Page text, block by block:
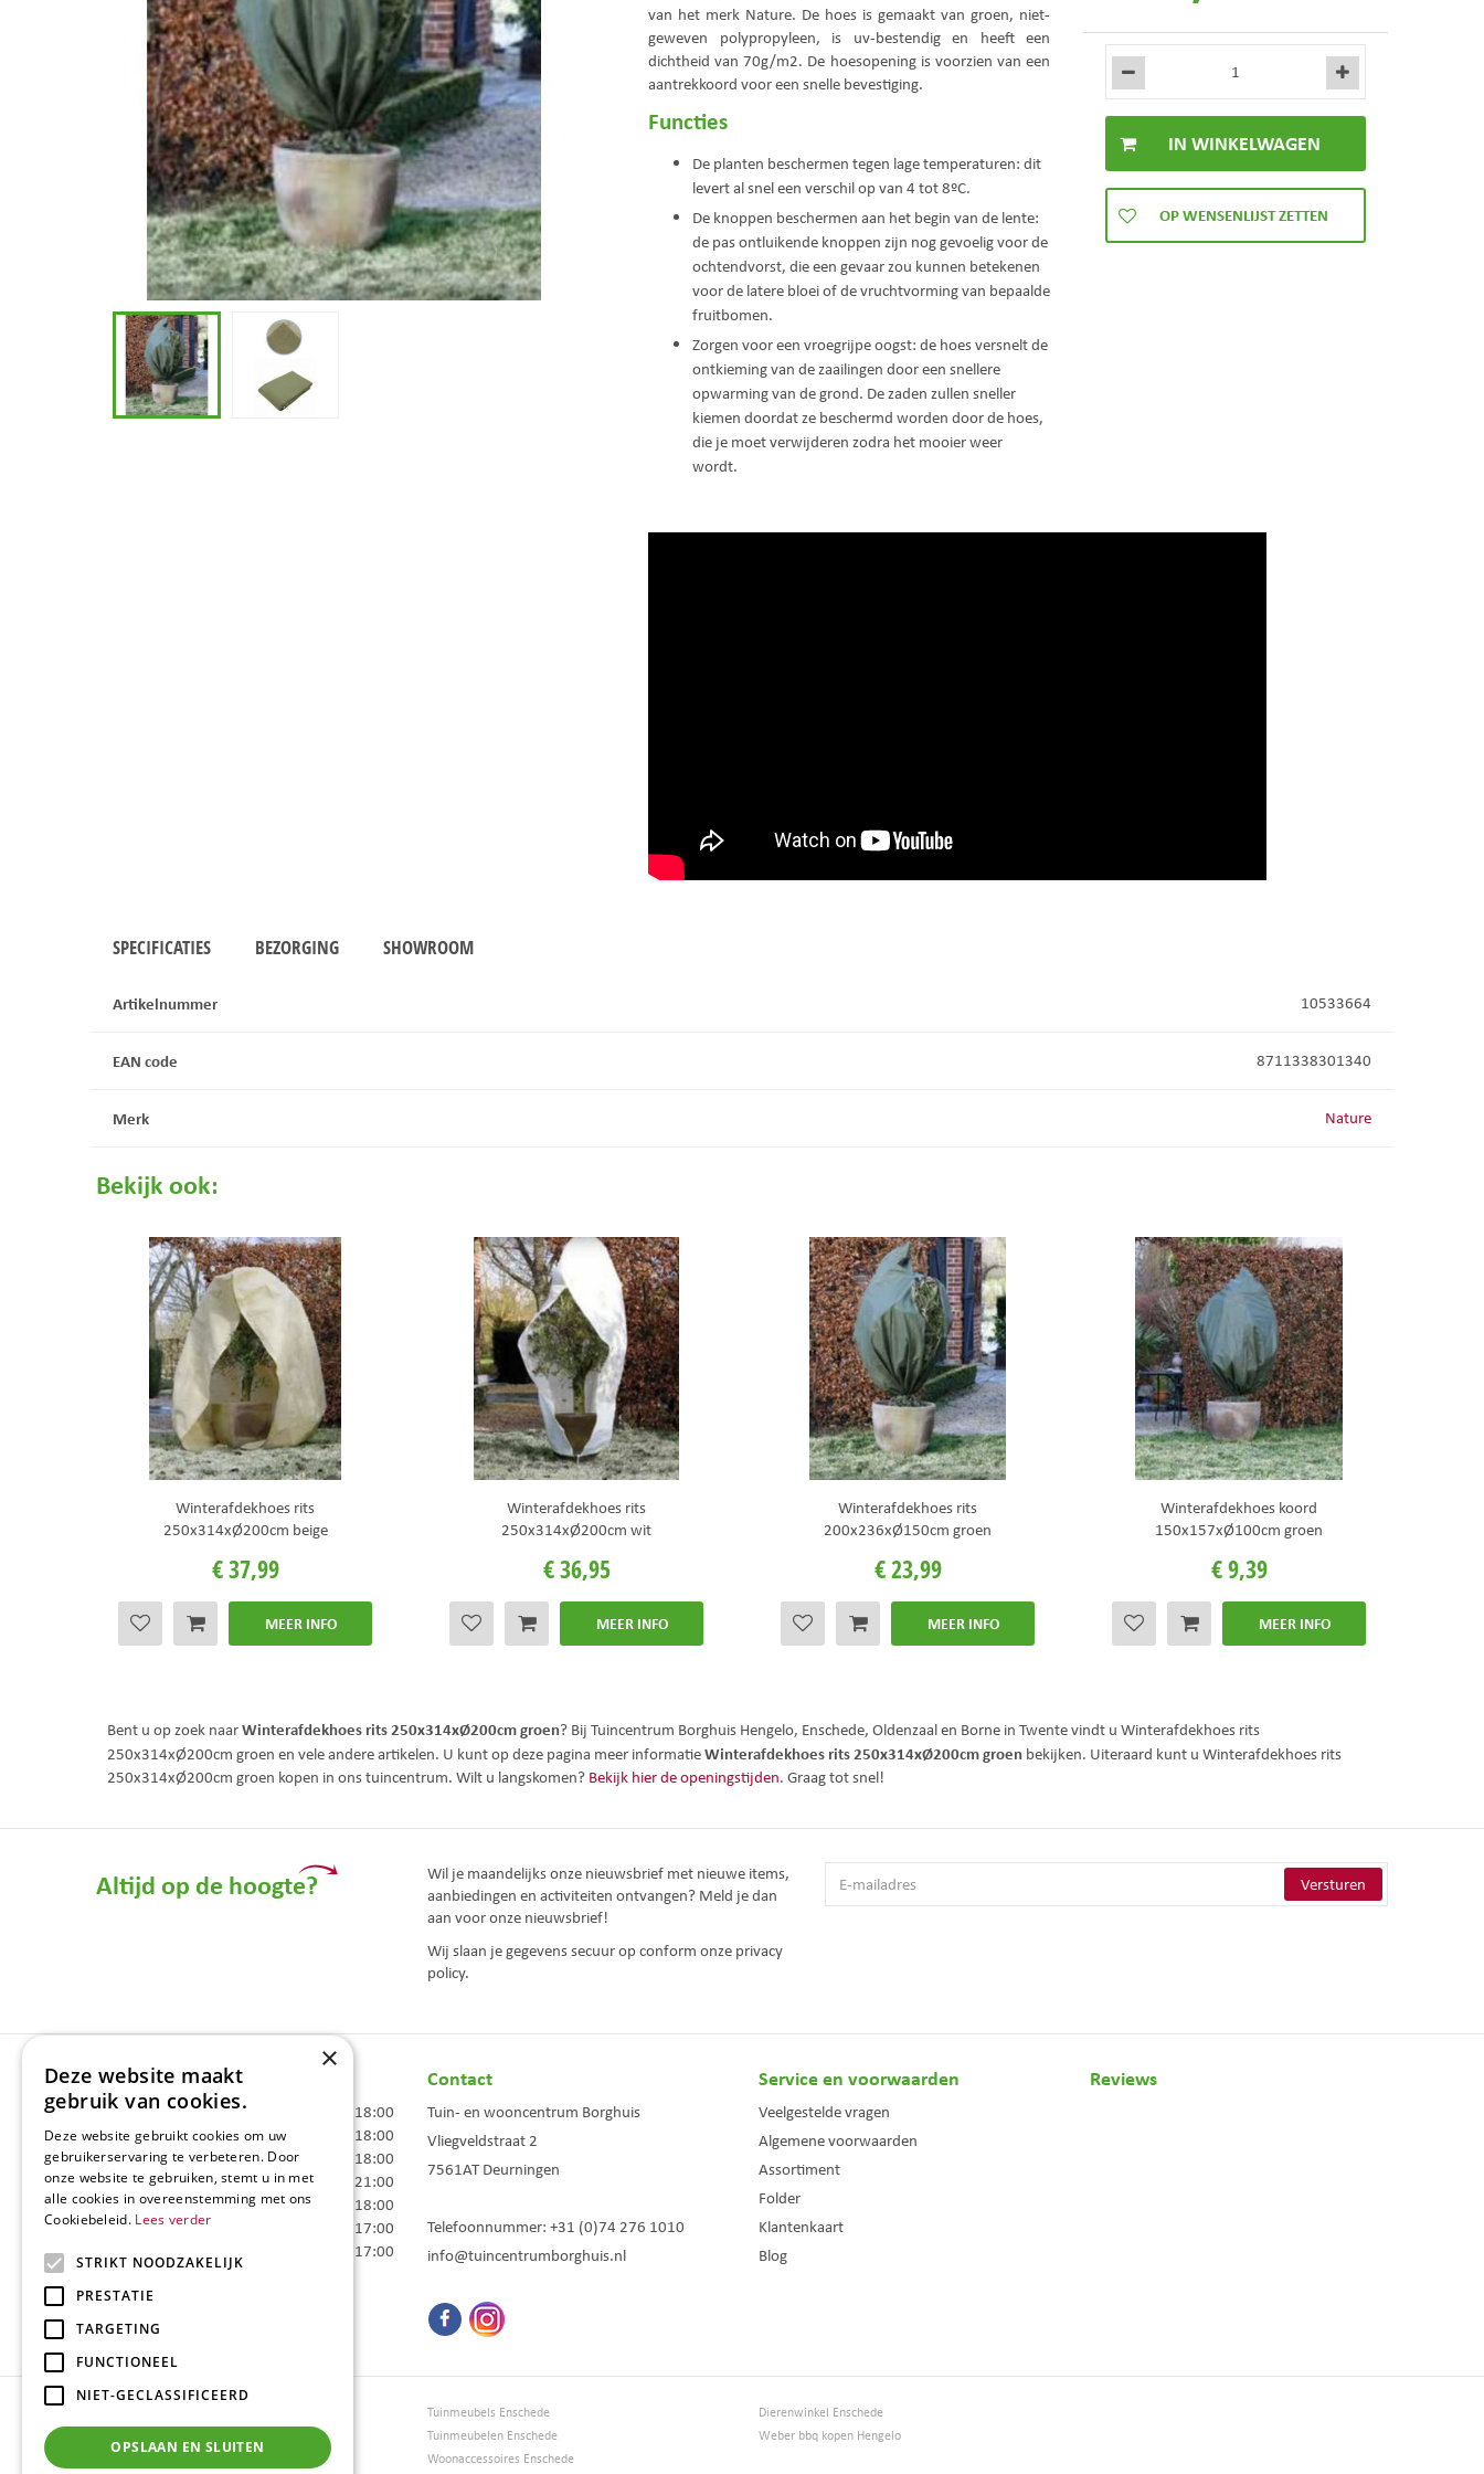
van het merk Nature. De hoes is gemaakt van groen, niet-
geweven polypropyleen, is uv-bestendig en heeft een
dichtheid van 70g/m2. De hoesopening is voorzien van een
aantrekkoord voor een snelle bevestiging.
Functies
De planten beschermen tegen lage temperaturen: dit
levert al snel een verschil op van 4 tot 8ºC.
De knoppen beschermen aan het begin van de lente:
de pas ontluikende knoppen zijn nog gevoelig voor de
ochtendvorst, die een gevaar zou kunnen betekenen
voor de latere bloei of de vruchtvorming van bepaalde
fruitbomen.
Zorgen voor een vroegrijpe oogst: de hoes versnelt de
ontkieming van de zaailingen door een snellere
opwarming van de grond. De zaden zullen sneller
kiemen doordat ze beschermd worden door de hoes,
die je moet verwijderen zodra het mooier weer
wordt.
SPECIFICATIES BEZORGING SHOWROOM
Artikelnummer 10533664
EAN code 8711338301340
Merk Nature
Bekijk ook:
Winterafdekhoes rits
250x314xØ200cm beige
€37,99
MEER INFO
Winterafdekhoes rits
250x314xØ200cm wit
€36,95
MEER INFO
Winterafdekhoes rits
200x236xØ150cm groen
€23,99
MEER INFO
Winterafdekhoes koord
150x157xØ100cm groen
€9,39
MEER INFO
Bent u op zoek naarWinterafdekhoes rits 250x314xØ200cm groen? Bij Tuincentrum Borghuis Hengelo, Enschede, Oldenzaal en Borne in Twente vindt u Winterafdekhoes rits
250x314xØ200cm groen en vele andere artikelen. U kunt op deze pagina meer informatieWinterafdekhoes rits 250x314xØ200cm groen bekijken. Uiteraard kunt u Winterafdekhoes rits
250x314xØ200cm groen kopen in ons tuincentrum. Wilt u langskomen? Bekijk hier de openingstijden. Graag tot snel!
Altijd op de hoogte?
Wil je maandelijks onze nieuwsbrief met nieuwe items,
aanbiedingen en activiteiten ontvangen? Meld je dan
aan voor onze nieuwsbrief!
Wij slaan je gegevens secuur op conform onze privacy
policy.
Openingstijden
Maandag
09:00 - 18:00
Dinsdag
09:00 - 18:00
Woensdag
09:00 - 18:00
Donderdag
09:00 - 21:00
Vrijdag
09:00 - 18:00
Zaterdag
09:00 - 17:00
10:00 - 17:00
Toon alle openingstijden
Contact
Tuin- en wooncentrum Borghuis
Vliegveldstraat 2
7561AT Deurningen
Telefoonnummer: +31 (0)74 276 1010
info@tuincentrumborghuis.nl
Service en voorwaarden
Veelgestelde vragen
Algemene voorwaarden
Assortiment
Folder
Klantenkaart
Blog
Reviews
Loungesets
Tuinmeubels Enschede
Tuinmeubelen Enschede
Woonaccessoires Enschede
Dierenwinkel Enschede
Weber bbq kopen Hengelo
×
Deze website maakt
gebruik van cookies.
Deze website gebruikt cookies om uw
gebruikerservaring te verbeteren. Door
onze website te gebruiken, stemt u in met
alle cookies in overeenstemming met ons
Cookiebeleid. Lees verder
STRIKT NOODZAKELIJK
PRESTATIE
TARGETING
FUNCTIONEEL
NIET-GECLASSIFICEERD
OPSLAAN EN SLUITEN